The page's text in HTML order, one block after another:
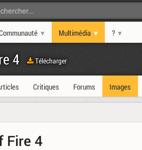
Multimédia ?
4 Télécharger
Critiques Forums Images
Fire 4